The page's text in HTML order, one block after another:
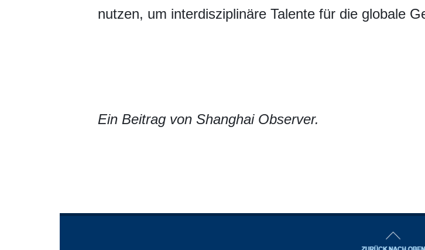
nutzen, um interdisziplinäre Talente für die globale
Ein Beitrag von Shanghai Observer.